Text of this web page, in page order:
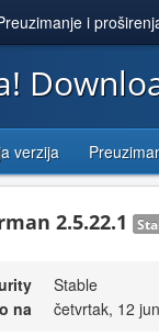
i
verzija
2.5.22.1
Stable
na
četvrtak, 12